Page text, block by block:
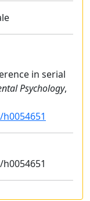
in serial
Psychology,